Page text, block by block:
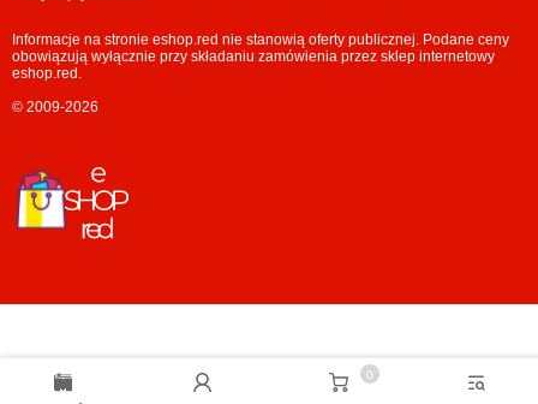
0
Informacje na stronie eshop.red nie stanowią oferty publicznej. Podane ceny
obowiązują wyłącznie przy składaniu zamówienia przez sklep internetowy
eshop.red.
© 2009-2026